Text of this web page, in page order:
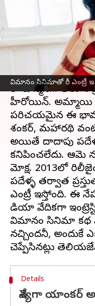
విమానం సినిమాతో రీ ఎంట్రీ
పదేళ్ల తర్వాత
కామెంట్స్
Sriram Pranateja
ఈ వార్తాకథనం ఏంటి
మీరా జాస్మిన్... తెలుగు
హీరోయిన్. అమ్మాయి
పరిచయమైన ఈ భామ,
శంకర్, మహారథి
అయితే దాదాపు
కనిపించలేదు. ఆమె
మోక్ష. 2013లో
పదేళ్ళ తర్వాత
ఎంట్రీ ఇస్తోంది. ఈ
మీడియా వేదికగా
విమానం సినిమా కథ
నచ్చిందనీ, అందుకే
Details
వేశ్యగా యాంకర్